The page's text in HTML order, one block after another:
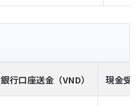
銀行口座送金 （VND） 現金受